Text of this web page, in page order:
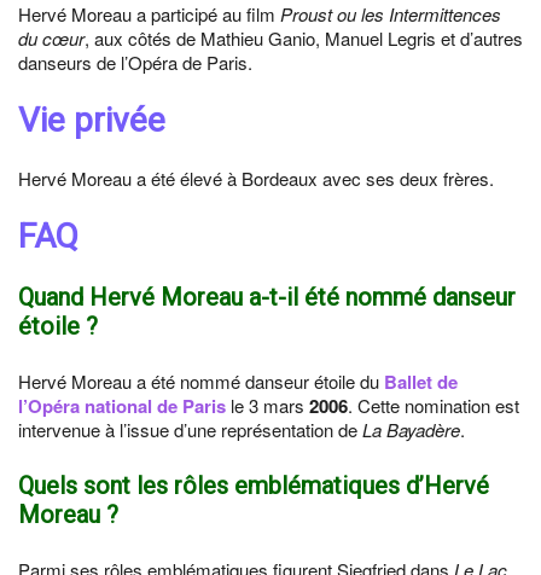
Hervé Moreau a participé au film Proust ou les Intermittences
du cœur, aux côtés de Mathieu Ganio, Manuel Legris et d’autres
danseurs de l’Opéra de Paris.
Vie privée
Hervé Moreau a été élevé à Bordeaux avec ses deux frères.
FAQ
Quand Hervé Moreau a-t-il été nommé danseur
étoile ?
Hervé Moreau a été nommé danseur étoile du Ballet de
l’Opéra national de Paris le 3 mars 2006. Cette nomination est
intervenue à l’issue d’une représentation deLa Bayadère.
Quels sont les rôles emblématiques d’Hervé
Moreau ?
Parmi ses rôles emblématiques figurent Siegfried dans Le Lac